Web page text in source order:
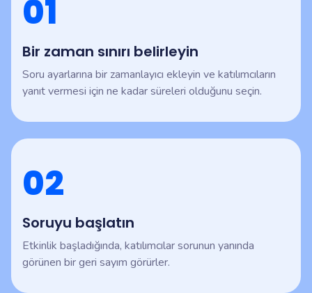
01
Bir zaman sınırı belirleyin
Soru ayarlarına bir zamanlayıcı ekleyin ve katılımcıların
yanıt vermesi için ne kadar süreleri olduğunu seçin.
02
Soruyu başlatın
Etkinlik başladığında, katılımcılar sorunun yanında
görünen bir geri sayım görürler.